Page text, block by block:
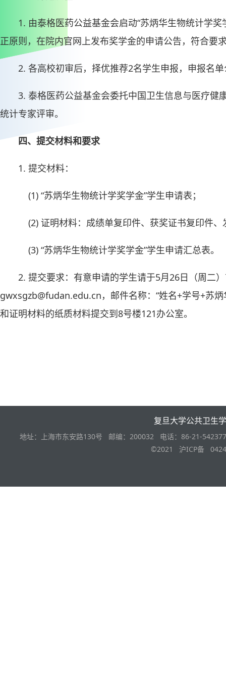
1. 由泰格医药公益基金会启动“苏炳华生物统计学
正原则，在院内官网上发布奖学金的申请公告，符合要
2. 各高校初审后，择优推荐2名学生申报，申报名
3. 泰格医药公益基金会委托中国卫生信息与医疗健
统计专家评审。
四、提交材料和要求
1. 提交材料：
(1) “苏炳华生物统计学奖学金”学生申请表；
(2) 证明材料：成绩单复印件、获奖证书复印件
(3) “苏炳华生物统计学奖学金”学生申请汇总表。
2. 提交要求：有意申请的学生请于5月26日（周二
gwxsgzb@fudan.edu.cn，邮件名称：“姓名+学号+苏
和证明材料的纸质材料提交到8号楼121办公室。
复旦大学公共卫生
地址：上海市东安路130号 邮编：200032 电话：86-21-
©2021 沪ICP备